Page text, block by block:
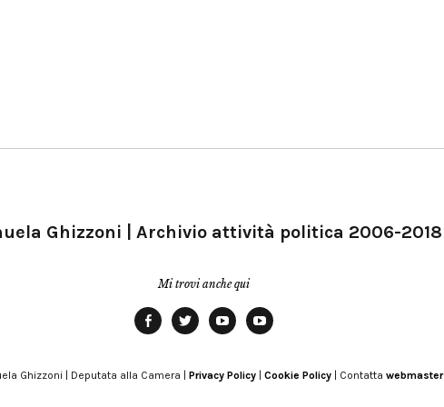
Ghizzoni | Archivio attività politica 2006-2018
Mi trovi anche qui
Modena
Ghizzoni | Deputata alla Camera | Privacy Policy Cookie Policy | Contatta webmaster